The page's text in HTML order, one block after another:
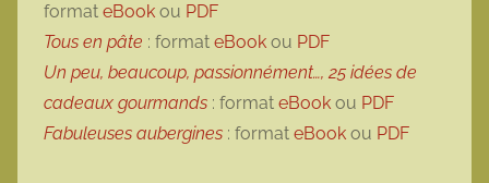
format eBook ou PDF
Tous en pâte : format eBook ou PDF
Un peu, beaucoup, passionnément…, 25 idées de
cadeaux gourmands : format eBook ou PDF
Fabuleuses aubergines : format eBook ou PDF